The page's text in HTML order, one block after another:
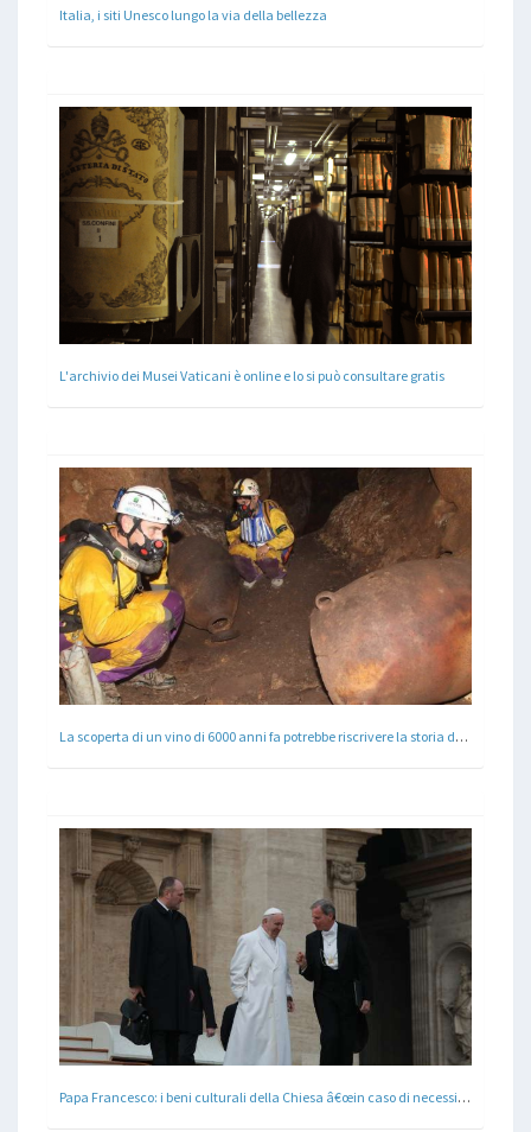
Italia, i siti Unesco lungo la via della bellezza
L'archivio dei Musei Vaticani è online e lo si può consultare gratis
La scoperta di un vino di 6000 anni fa potrebbe riscrivere la storia della Sicilia
Papa Francesco: i beni culturali della Chiesa â€œin caso di necessitÃ devono servire al servizio dei poveriâ€